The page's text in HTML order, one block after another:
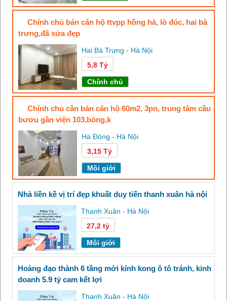
chính chủ bán căn hộ ttvpp hồng hà, lò đúc, hai bà
trưng,đã sửa đẹp
Hai Bà Trưng - Hà Nội
5,8 Tỷ
Chính chủ
chính chủ cần bán căn hộ 60m2, 3pn, trung tâm cầu
bươu gần viện 103,bỏng,k
Hà Đông - Hà Nội
3,15 Tỷ
Môi giới
nhà liền kề vị trí đẹp khuất duy tiến thanh xuân hà nội
Thanh Xuân - Hà Nội
27,2 tỷ
Môi giới
hoàng đạo thành 6 tầng mới kính kong ô tô tránh, kinh
doanh 5.9 tỷ cam kết lợi
Thanh Xuân - Hà Nội